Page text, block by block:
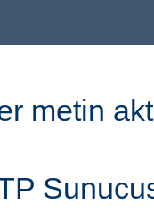
metin